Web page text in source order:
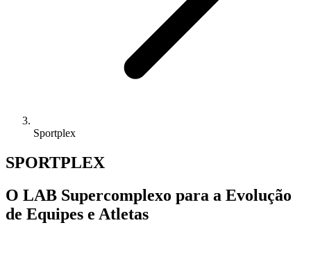
Sportplex
SPORTPLEX
O LAB Supercomplexo para a Evolução
de Equipes e Atletas